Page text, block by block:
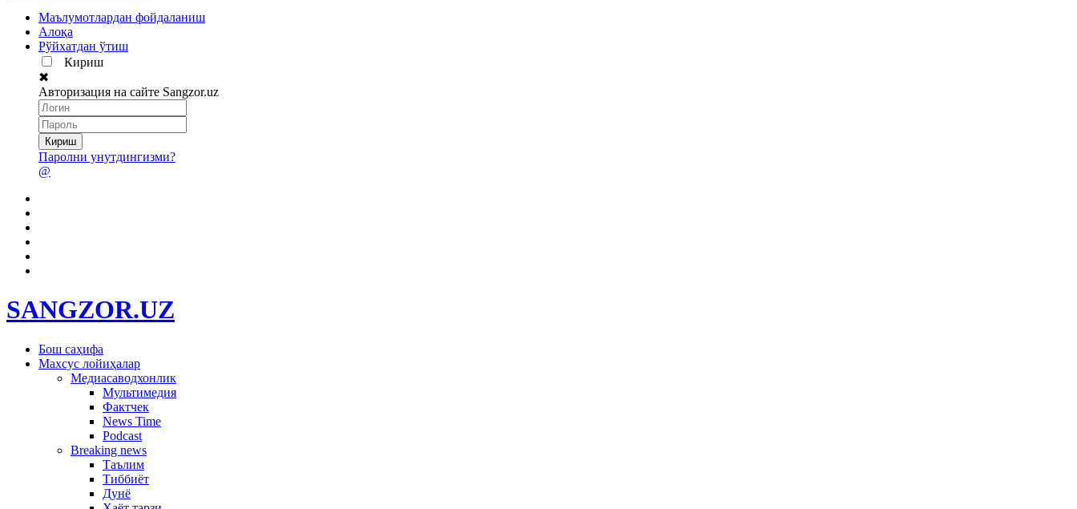
Маълумотлардан фойдаланиш
Алоқа
Рўйхатдан ўтиш
Кириш
✖
Авторизация на сайте Sangzor.uz
Паролни унутдингизми?
@
SANGZOR.UZ
Бош саҳифа
Махсус лойиҳалар
Медиасаводхонлик
Мультимедия
Фактчек
News Time
Podcast
Breaking news
Таълим
Тиббиёт
Дунё